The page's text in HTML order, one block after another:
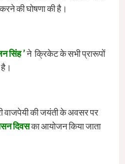
की घोषणा की है।
सिंह ’ने क्रिकेट के सभी प्रारूपों
वाजपेयी की जयंती के अवसर पर
दिवसका आयोजन किया जाता